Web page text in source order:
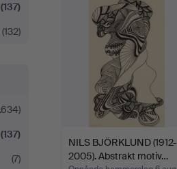
(137)
(132)
(137)
(7)
NILS BJÖRKLUND (1912-
2005). Abstrakt motiv…